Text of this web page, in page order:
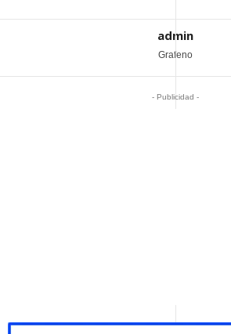
admin
Grafeno
- Publicidad -